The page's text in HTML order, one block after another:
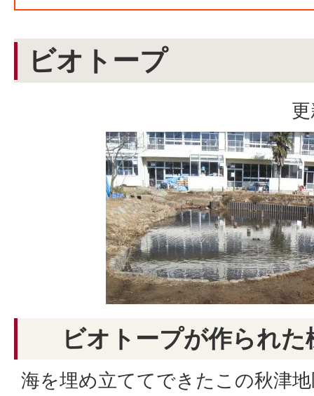
ビオトープ
ビオトープが作られ
海を埋め立ててできたこの秋津